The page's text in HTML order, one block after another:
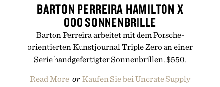
BARTON PERREIRA HAMILTON X
000 SONNENBRILLE
Barton Perreira arbeitet mit dem Porsche-
orientierten Kunstjournal Triple Zero an einer
Serie handgefertigter Sonnenbrillen. $550.
Read More or Kaufen Sie bei Uncrate Supply